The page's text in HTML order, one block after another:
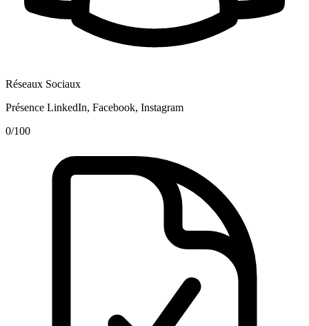
Réseaux Sociaux
Présence LinkedIn, Facebook, Instagram
0/100